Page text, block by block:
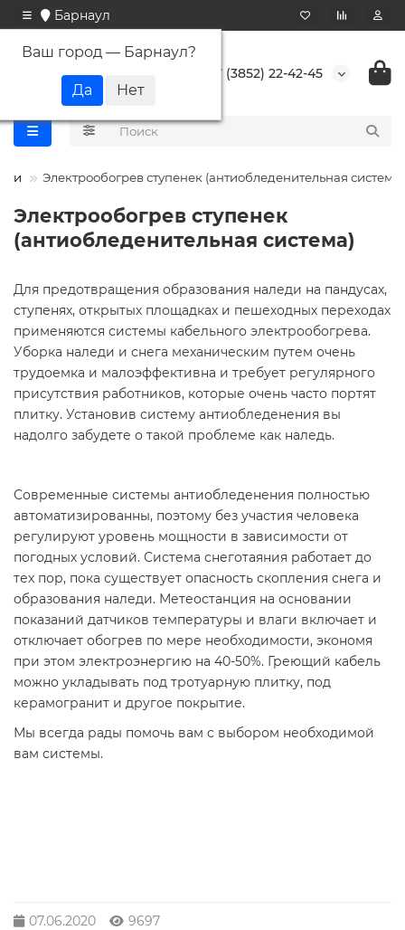
Барнаул
Ваш город — Барнаул?
+7 (3852) 22-42-45
Электрообогрев ступенек (антиобледенительная система)
Электрообогрев ступенек
(антиобледенительная система)
Для предотвращения образования наледи на пандусах,
ступенях, открытых площадках и пешеходных переходах
применяются системы кабельного электрообогрева.
Уборка наледи и снега механическим путем очень
трудоемка и малоэффективна и требует регулярного
присутствия работников, которые очень часто портят
плитку. Установив систему антиобледенения вы
надолго забудете о такой проблеме как наледь.
Современные системы антиобледенения полностью
автоматизированны, поэтому без участия человека
регулируют уровень мощности в зависимости от
погодных условий. Система снеготаяния работает до
тех пор, пока существует опасность скопления снега и
образования наледи. Метеостанция на основании
показаний датчиков температуры и влаги включает и
отключает обогрев по мере необходимости, экономя
при этом электроэнергию на 40-50%. Греющий кабель
можно укладывать под тротуарную плитку, под
керамогранит и другое покрытие.
Мы всегда рады помочь вам с выбором необходимой
вам системы.
07.06.2020 9697